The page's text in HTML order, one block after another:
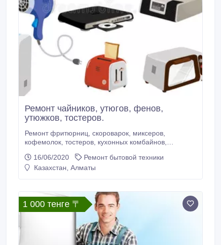
Ремонт чайников, утюгов, фенов,
утюжков, тостеров.
Ремонт фритюрниц, скороварок, миксеров,
кофемолок, тостеров, кухонных комбайнов,
16/06/2020
Ремонт бытовой техники
Казахстан, Алматы
1 000 тенге 〒